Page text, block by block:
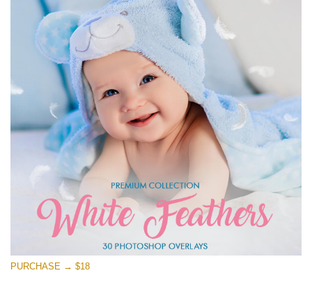
Large 6000*4000px
Entire Collection
(1783 Overlays)
Large 6000*4000px
मुफ्त डाउनलोड
PURCHASE → $18